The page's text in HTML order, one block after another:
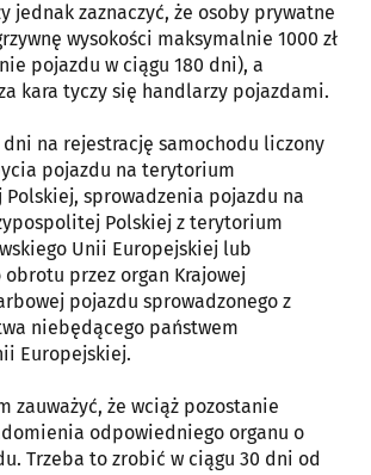
jednak zaznaczyć, że osoby prywatne
wysokości maksymalnie 1000 zł
pojazdu w ciągu 180 dni), a
kara tyczy się handlarzy pojazdami.
na rejestrację samochodu liczony
pojazdu na terytorium
sprowadzenia pojazdu na
Polskiej z terytorium
Unii Europejskiej lub
przez organ Krajowej
pojazdu sprowadzonego z
niebędącego państwem
Europejskiej.
zauważyć, że wciąż pozostanie
odpowiedniego organu o
Trzeba to zrobić w ciągu 30 dni od